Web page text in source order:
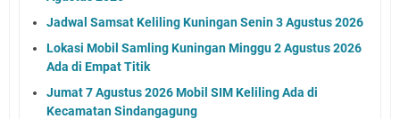
Jadwal Samsat Keliling Kuningan Senin 3 Agustus 2026
Lokasi Mobil Samling Kuningan Minggu 2 Agustus 2026
Ada di Empat Titik
Jumat 7 Agustus 2026 Mobil SIM Keliling Ada di
Kecamatan Sindangagung